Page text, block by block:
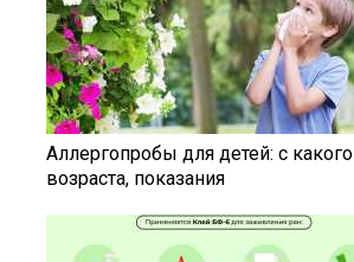
Аллергопробы для детей: с какого
возраста, показания